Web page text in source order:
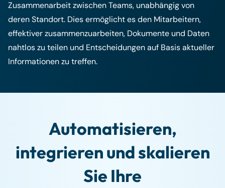
Zusammenarbeit zwischen Teams, unabhängig von
deren Standort. Dies ermöglicht es den Mitarbeitern,
effektiver zusammenzuarbeiten, Dokumente und Daten
nahtlos zu teilen und Entscheidungen auf Basis aktueller
Informationen zu treffen.
Automatisieren,
integrieren und skalieren
Sie Ihre